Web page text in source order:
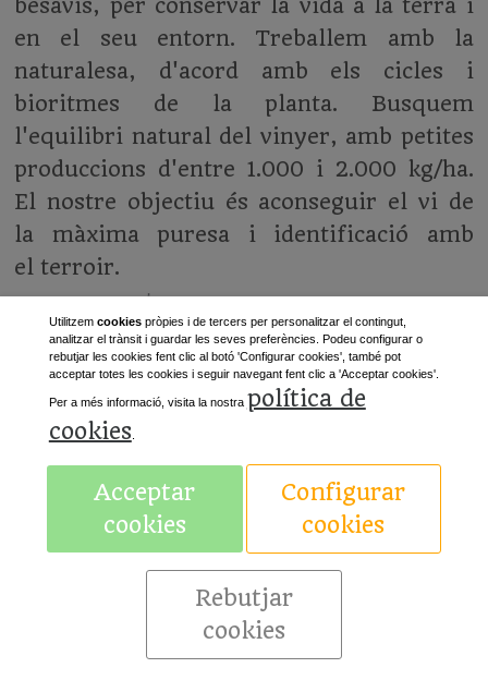
besavis, per conservar la vida a la terra i
en el seu entorn. Treballem amb la
naturalesa, d'acord amb els cicles i
bioritmes de la planta. Busquem
l'equilibri natural del vinyer, amb petites
produccions d'entre 1.000 i 2.000 kg/ha.
El nostre objectiu és aconseguir el vi de
la màxima puresa i identificació amb
el terroir.
«Anterior Següent»
Avís legal
Utilitzem cookiespròpies i de tercers per personalitzar el contingut,
analitzar el trànsit i guardar les seves preferències. Podeu configurar o
rebutjar les cookies fent clic al botó 'Configurar cookies', també pot
acceptar totes les cookies i seguir navegant fent clic a 'Acceptar cookies'.
Per a més informació, visita la nostra política de
cookies
Acceptar
cookies
Configurar
cookies
Rebutjar
cookies